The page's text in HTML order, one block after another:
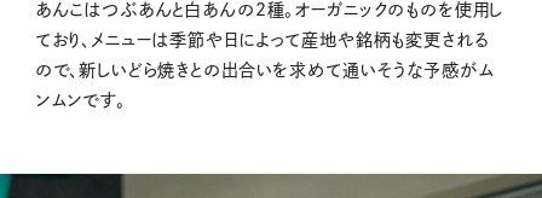
あんこはつぶあんと白あんの2種。オーガニックのものを使用し
ており、メニューは季節や日によって産地や銘柄も変更される
ので、新しいどら焼きとの出合いを求めて通いそうな予感がム
ンムンです。